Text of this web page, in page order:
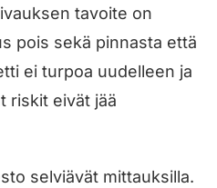
tavoite on
pois sekä pinnasta että
ei turpoa uudelleen ja
riskit eivät jää
selviävät mittauksilla.